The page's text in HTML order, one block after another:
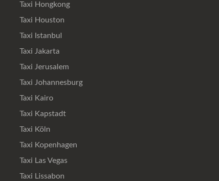
Taxi Hongkong
Taxi Houston
Taxi Istanbul
Taxi Jakarta
Taxi Jerusalem
Taxi Johannesburg
Taxi Kairo
Taxi Kapstadt
Taxi Köln
Taxi Kopenhagen
Taxi Las Vegas
Taxi Lissabon